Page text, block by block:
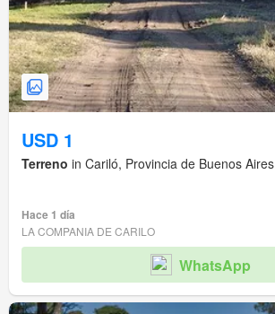
USD 1
Terreno in Cariló, Provincia de Buenos Aires
Hace 1 día
LA COMPANIA DE CARILO
WhatsApp